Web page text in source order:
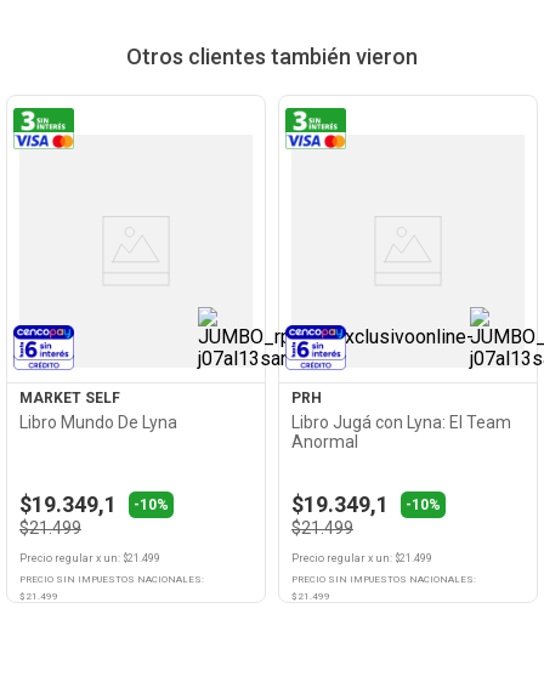
Otros clientes también vieron
Ver
Producto
MARKET SELF
Libro Mundo De Lyna
$19.349,1 -10%
$21.499
Precio regular x un: $21.499
PRECIO SIN IMPUESTOS NACIONALES:
$ 21.499
Ver
Producto
PRH
Libro Jugá con Lyna: El Team
Anormal
$19.349,1 -10%
$21.499
Precio regular x un: $21.499
PRECIO SIN IMPUESTOS NACIONALES:
$ 21.499